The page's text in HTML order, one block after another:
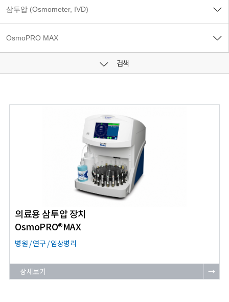
검색
의료용 삼투압 장치
OsmoPRO®MAX
병원 / 연구 / 임상병리
상세보기 →